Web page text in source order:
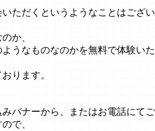
ただくというようなことはござい
か、
うなものなのかを無料で体験いた
ります。
バナーから、またはお電話にてご
で、